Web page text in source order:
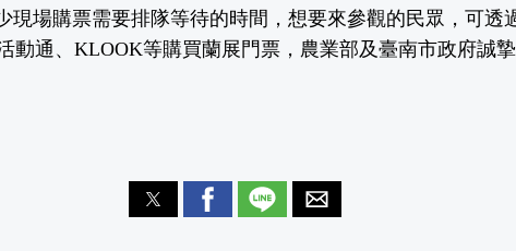
現場購票需要排隊等待的時間，想要來參觀的民眾，可透
動通、KLOOK等購買蘭展門票，農業部及臺南市政府誠